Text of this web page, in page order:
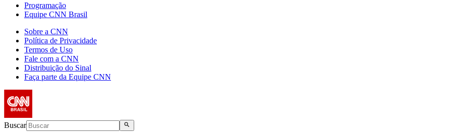
Programação
Equipe CNN Brasil
Sobre a CNN
Política de Privacidade
Termos de Uso
Fale com a CNN
Distribuição do Sinal
Faça parte da Equipe CNN
Buscar